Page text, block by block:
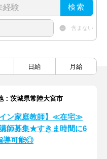
検索
含まない
日給 月給
茨城県常陸大宮市
イン家庭教師】≪在宅≫
師募集★すきま時間に6
導可能◎